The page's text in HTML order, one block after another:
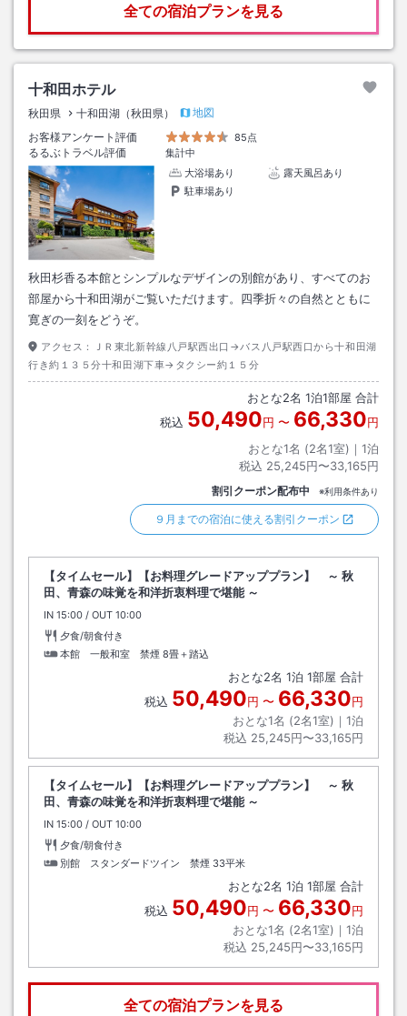
全ての宿泊プランを見る
十和田ホテル
秋田県 十和田湖（秋田県）
地図
お客様アンケート評価
85点
るるぶトラベル評価
集計中
大浴場あり
露天風呂あり
駐車場あり
秋田杉香る本館とシンプルなデザインの別館があり、すべてのお
部屋から十和田湖がご覧いただけます。四季折々の自然とともに
寛ぎの一刻をどうぞ。
アクセス：
ＪＲ東北新幹線八戸駅西出口→バス八戸駅西口から十和田湖
行き約１３５分十和田湖下車→タクシー約１５分
おとな2名 1泊1部屋 合計
税込 50,490円 〜 66,330円
おとな1名 (2名1室)｜ 1泊
税込 25,245円〜33,165円
割引クーポン配布中 ※利用条件あり
９月までの宿泊に使える割引クーポン
【タイムセール】【お料理グレードアッププラン】 ～ 秋
田、青森の味覚を和洋折衷料理で堪能 ～
IN チェックイン
15:00 / OUT チェックアウト
10:00
夕食/朝食付き
本館 一般和室 禁煙 8畳＋踏込
おとな2名 1泊 1部屋 合計
税込 50,490円 〜 66,330円
おとな1名 (2名1室)｜ 1泊
税込 25,245円〜33,165円
【タイムセール】【お料理グレードアッププラン】 ～ 秋
田、青森の味覚を和洋折衷料理で堪能 ～
IN チェックイン
15:00 / OUT チェックアウト
10:00
夕食/朝食付き
別館 スタンダードツイン 禁煙 33平米
おとな2名 1泊 1部屋 合計
税込 50,490円 〜 66,330円
おとな1名 (2名1室)｜ 1泊
税込 25,245円〜33,165円
全ての宿泊プランを見る